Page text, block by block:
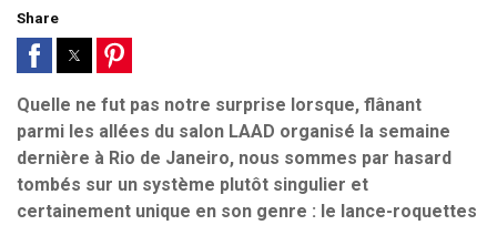
Share
Quelle ne fut pas notre surprise lorsque, flânant
parmi les allées du salon LAAD organisé la semaine
dernière à Rio de Janeiro, nous sommes par hasard
tombés sur un système plutôt singulier et
certainement unique en son genre : le lance-roquettes